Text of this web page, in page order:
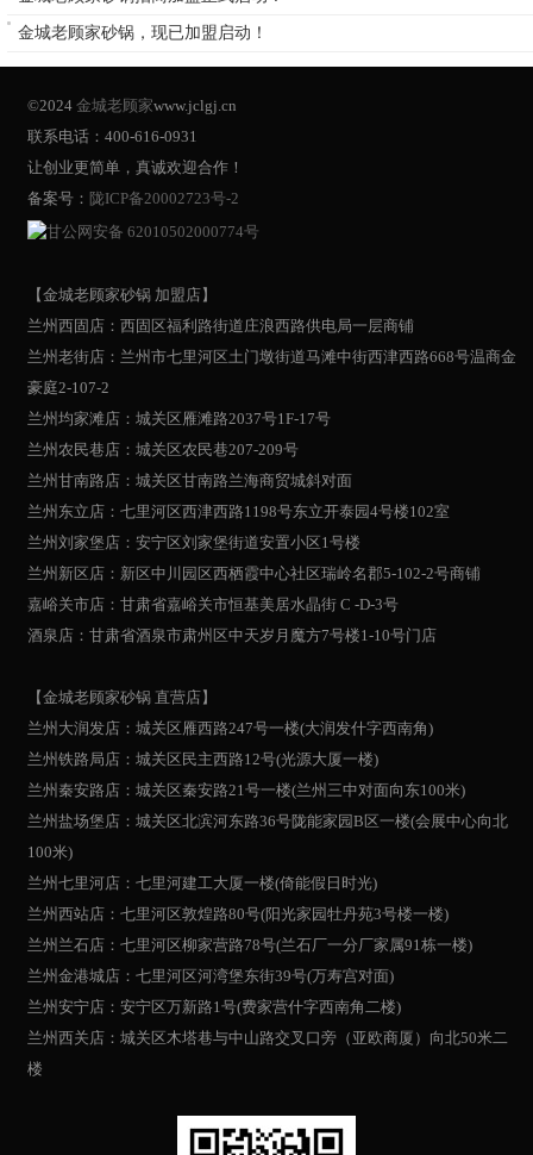
金城老顾家砂锅，现已加盟启动！
©2024金城老顾家www.jclgj.cn
联系电话：400-616-0931
让创业更简单，真诚欢迎合作！
备案号： 陇ICP备20002723号-2
甘公网安备 62010502000774号
【金城老顾家砂锅 加盟店】
兰州西固店：西固区福利路街道庄浪西路供电局一层商铺
兰州老街店：兰州市七里河区土门墩街道马滩中街西津西路668号温商金
豪庭2-107-2
兰州均家滩店：城关区雁滩路2037号1F-17号
兰州农民巷店：城关区农民巷207-209号
兰州甘南路店：城关区甘南路兰海商贸城斜对面
兰州东立店：七里河区西津西路1198号东立开泰园4号楼102室
兰州刘家堡店：安宁区刘家堡街道安置小区1号楼
兰州新区店：新区中川园区西栖霞中心社区瑞岭名郡5-102-2号商铺
嘉峪关市店：甘肃省嘉峪关市恒基美居水晶街 C -D-3号
酒泉店：甘肃省酒泉市肃州区中天岁月魔方7号楼1-10号门店
【金城老顾家砂锅 直营店】
兰州大润发店：城关区雁西路247号一楼(大润发什字西南角)
兰州铁路局店：城关区民主西路12号(光源大厦一楼)
兰州秦安路店：城关区秦安路21号一楼(兰州三中对面向东100米)
兰州盐场堡店：城关区北滨河东路36号陇能家园B区一楼(会展中心向北
100米)
兰州七里河店：七里河建工大厦一楼(倚能假日时光)
兰州西站店：七里河区敦煌路80号(阳光家园牡丹苑3号楼一楼)
兰州兰石店：七里河区柳家营路78号(兰石厂一分厂家属91栋一楼)
兰州金港城店：七里河区河湾堡东街39号(万寿宫对面)
兰州安宁店：安宁区万新路1号(费家营什字西南角二楼)
兰州西关店：城关区木塔巷与中山路交叉口旁（亚欧商厦）向北50米二
楼